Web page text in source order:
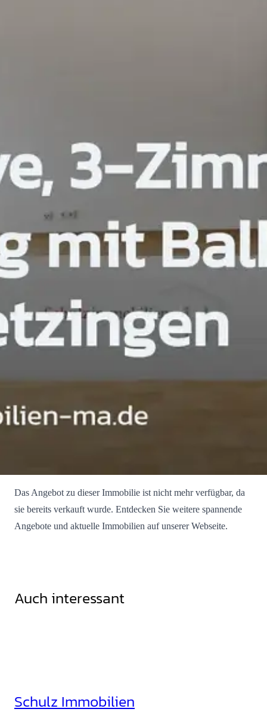
Das Angebot zu dieser Immobilie ist nicht mehr verfügbar, da
sie bereits verkauft wurde. Entdecken Sie weitere spannende
Angebote und aktuelle Immobilien auf unserer Webseite.
Auch interessant
Schulz Immobilien